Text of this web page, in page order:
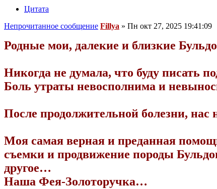
Цитата
Непрочитанное сообщение Fillya » Пн окт 27, 2025 19:41:09
Родные мои, далекие и близкие
Никогда не думала, что буду писать
Боль утраты невосполнима и
После продолжительной болезни,
Моя самая верная и преданная
съемки и продвижение породы
другое…
Наша Фея-Золоторучка…